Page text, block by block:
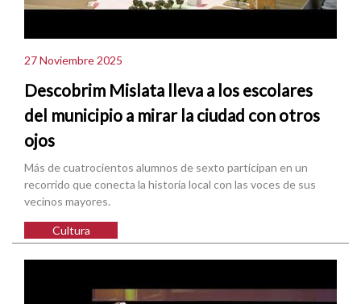
27 Noviembre 2025
Descobrim Mislata lleva a los escolares
del municipio a mirar la ciudad con otros
ojos
Más de cuatrocientos alumnos de sexto participan en un
recorrido que conecta la historia local con las voces de sus
vecinos mayores.
Cultura